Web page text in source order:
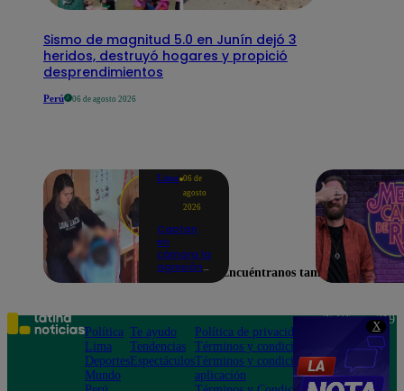
X
Sismo de magnitud 5.0 en Junín dejó 3
heridos, destruyó hogares y propició
desprendimientos
Perú 06 de agosto 2026
Lima 06 de
agosto
2026
Captan
en
cámara la
agresión
niño con
autismo:
madre
denuncia
maltratos
contínuos
Encuéntranos también en
Política
Lima
Deportes
Mundo
Te ayudo
Tendencias
Espectáculos
Política de privacidad
Términos y condiciones
Términos y condiciones
aplicación
Teléfono: 219
Av. San
Felipe 968
Jesús María